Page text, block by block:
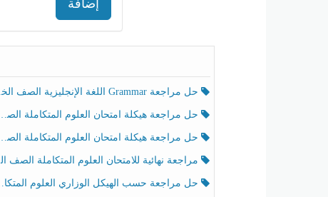
إضافة
حل مراجعة Grammar اللغة الإنجليزية الصف الخامس الفصل الثالث
حل مراجعة هيكلة امتحان العلوم المتكاملة الصف الخامس انسبير الفصل الثالث
حل مراجعة هيكلة امتحان العلوم المتكاملة الصف الخامس عام الفصل الثالث
مراجعة نهائية للامتحان العلوم المتكاملة الصف الخامس انسبير الفصل الثالث
حل مراجعة حسب الهيكل الوزاري العلوم المتكاملة الصف الخامس عام الفصل الثالث